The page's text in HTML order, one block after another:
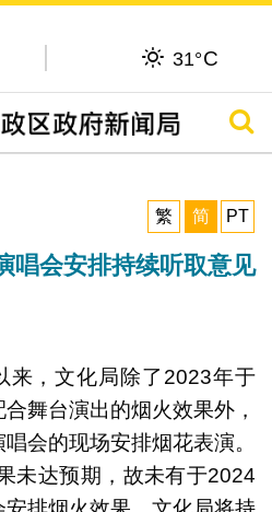
31°C
搜寻
繁
简 PT
唱会安排持续听取意见
来，文化局除了2023年于
舞台演出的烟火效果外，
会的现场安排烟花表演。
未达预期，故未有于2024